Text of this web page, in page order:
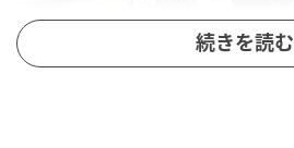
続きを読む